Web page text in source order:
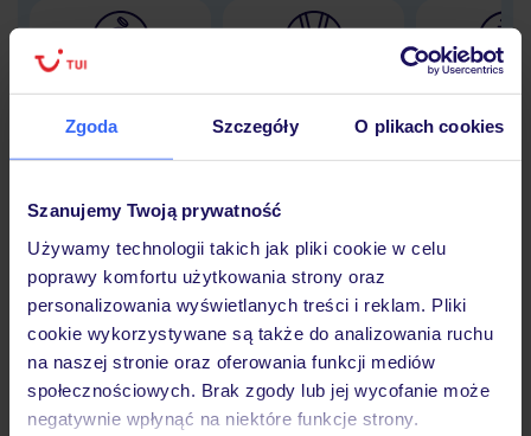
Zgoda Szczegóły O plikach cookies
Szanujemy Twoją prywatność
Używamy technologii takich jak pliki cookie w celu
poprawy komfortu użytkowania strony oraz
personalizowania wyświetlanych treści i reklam. Pliki
cookie wykorzystywane są także do analizowania ruchu
na naszej stronie oraz oferowania funkcji mediów
społecznościowych. Brak zgody lub jej wycofanie może
negatywnie wpłynąć na niektóre funkcje strony.
podróży w Polsce
30 lat w
Hotel
Pokoje